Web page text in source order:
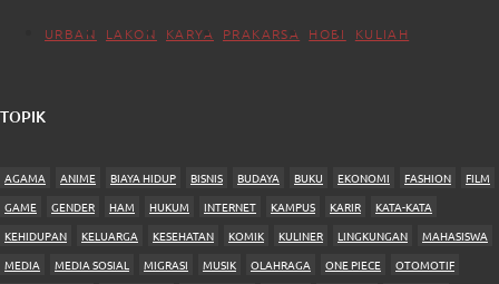
URBAN LAKON KARYA PRAKARSA HOBI KULIAH
TOPIK
AGAMA ANIME BIAYA HIDUP BISNIS BUDAYA BUKU EKONOMI FASHION
FILM
GAME
GENDER HAM HUKUM INTERNET KAMPUS KARIR
KATA-KATA
KEHIDUPAN
KELUARGA KESEHATAN KOMIK KULINER LINGKUNGAN
MAHASISWA
MEDIA
MEDIA SOSIAL MIGRASI MUSIK OLAHRAGA ONE PIECE
OTOMOTIF